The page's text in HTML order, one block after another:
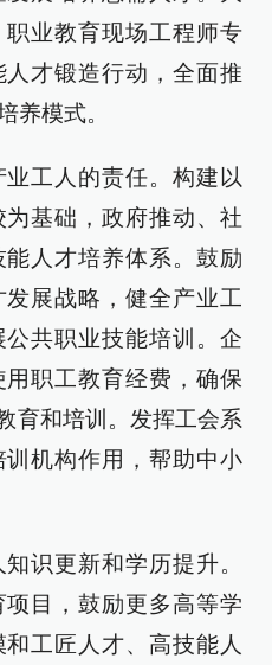
业教育现场工程师专
才锻造行动，全面推
养模式。
业工人的责任。构建以
基础，政府推动、社
人才培养体系。鼓励
展战略，健全产业工
共职业技能培训。企
职工教育经费，确保
育和培训。发挥工会系
机构作用，帮助中小
识更新和学历提升。
目，鼓励更多高等学
工匠人才、高技能人